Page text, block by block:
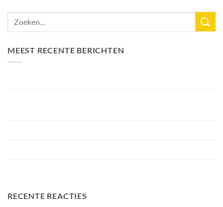
MEEST RECENTE BERICHTEN
RECENTE REACTIES